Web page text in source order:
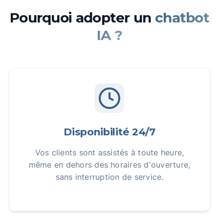
Pourquoi adopter un chatbot
IA ?
Disponibilité 24/7
Vos clients sont assistés à toute heure,
même en dehors des horaires d'ouverture,
sans interruption de service.